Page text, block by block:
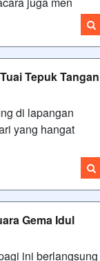
Tepuk Tangan
di lapangan
yang hangat
Gema Idul
ini berlangsung